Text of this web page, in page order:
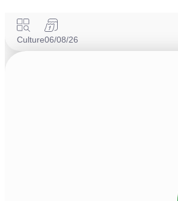
Culture06/08/26